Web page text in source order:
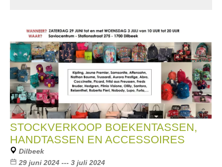
STOCKVERKOOP BOEKENTASSEN,
HANDTASSEN EN ACCESSOIRES
Dilbeek
29 juni 2024 --- 3 juli 2024